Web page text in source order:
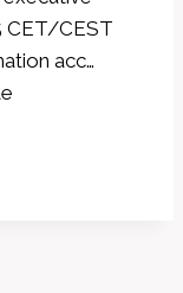
CET/CEST
acc…